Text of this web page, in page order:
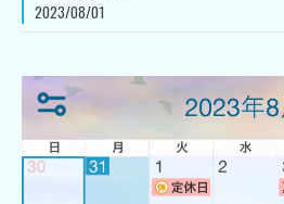
2023/08/01